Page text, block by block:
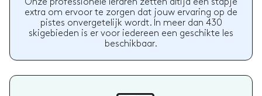
Onze professionele leraren zetten altijd een stapje
extra om ervoor te zorgen dat jouw ervaring op de
pistes onvergetelijk wordt. In meer dan 430
skigebieden is er voor iedereen een geschikte les
beschikbaar.